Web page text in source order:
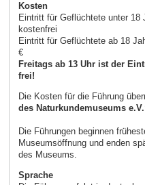
Kosten
Eintritt für Geflüchtete unter
kostenfrei
Eintritt für Geflüchtete ab
€
Freitags ab 13 Uhr ist der
frei!
Die Kosten für die Führung
des Naturkundemuseums
Die Führungen beginnen
Museumsöffnung und enden
des Museums.
Sprache